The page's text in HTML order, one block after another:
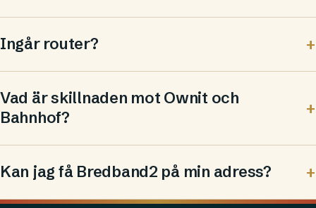
Ingår router?
Vad är skillnaden mot Ownit och
Bahnhof?
Kan jag få Bredband2 på min adress?